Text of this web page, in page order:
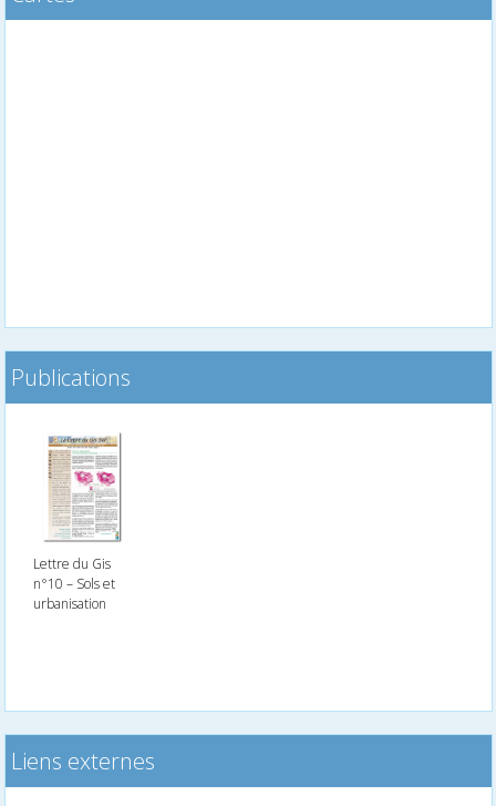
Publications
Lettre du Gis
n°10 – Sols et
urbanisation
Liens externes